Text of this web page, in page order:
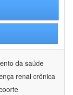
da saúde
renal crônica